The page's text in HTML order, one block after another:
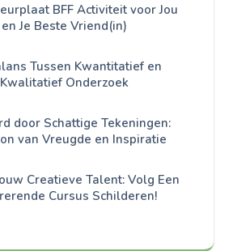
BFF Activiteit voor Jou
en Je Beste Vriend(in)
Tussen Kwantitatief en
Kwalitatief Onderzoek
door Schattige Tekeningen:
van Vreugde en Inspiratie
Creatieve Talent: Volg Een
Cursus Schilderen!